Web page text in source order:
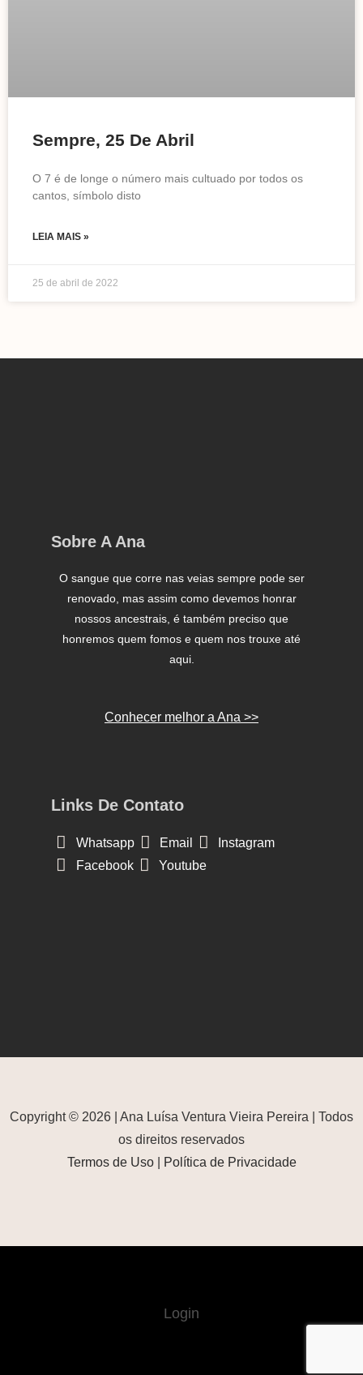
Sempre, 25 De Abril
O 7 é de longe o número mais cultuado por todos os
cantos, símbolo disto
LEIA MAIS »
25 de abril de 2022
Sobre A Ana
O sangue que corre nas veias sempre pode ser
renovado, mas assim como devemos honrar
nossos ancestrais, é também preciso que
honremos quem fomos e quem nos trouxe até
aqui.
Conhecer melhor a Ana >>
Links De Contato
Whatsapp Email
Instagram
Facebook
Youtube
Copyright © 2026 | Ana Luísa Ventura Vieira Pereira | Todos
os direitos reservados
Termos de Uso| Política de Privacidade
Login